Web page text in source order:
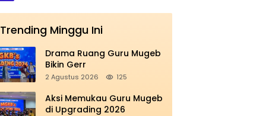
Trending Minggu Ini
Drama Ruang Guru Mugeb
Bikin Gerr
2 Agustus 2026 125
Aksi Memukau Guru Mugeb
di Upgrading 2026